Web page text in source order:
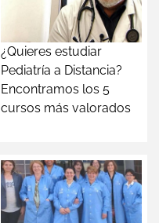
¿Quieres estudiar
Pediatría a Distancia?
Encontramos los 5
cursos más valorados